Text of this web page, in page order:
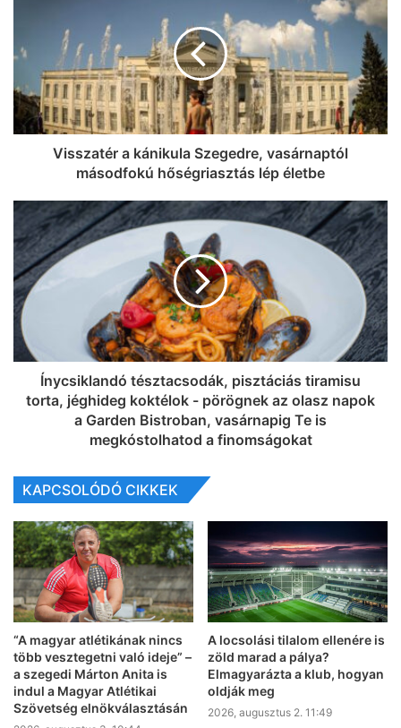
pályára ma délután a Szeged – Csanád
GA
Visszatér a kánikula Szegedre, vasárnaptól
másodfokú hőségriasztás lép életbe
Ínycsiklandó tésztacsodák, pisztáciás tiramisu
torta, jéghideg koktélok - pörögnek az olasz napok
a Garden Bistroban, vasárnapig Te is
megkóstolhatod a finomságokat
KAPCSOLÓDÓ CIKKEK
“A magyar atlétikának nincs
több vesztegetni való ideje” –
a szegedi Márton Anita is
indul a Magyar Atlétikai
Szövetség elnökválasztásán
A locsolási tilalom ellenére is
zöld marad a pálya?
Elmagyarázta a klub, hogyan
oldják meg
2026, augusztus 2. 11:49